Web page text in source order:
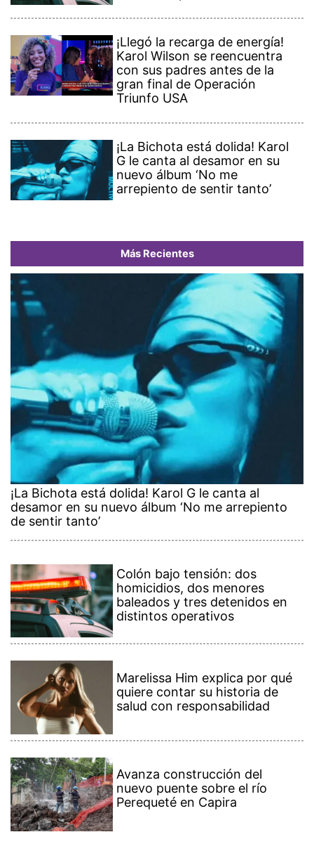
¡Llegó la recarga de energía!
Karol Wilson se reencuentra
con sus padres antes de la
gran final de Operación
Triunfo USA
¡La Bichota está dolida! Karol
G le canta al desamor en su
nuevo álbum ‘No me
arrepiento de sentir tanto’
Más Recientes
¡La Bichota está dolida! Karol G le canta al
desamor en su nuevo álbum ‘No me arrepiento
de sentir tanto’
Colón bajo tensión: dos
homicidios, dos menores
baleados y tres detenidos en
distintos operativos
Marelissa Him explica por qué
quiere contar su historia de
salud con responsabilidad
Avanza construcción del
nuevo puente sobre el río
Perequeté en Capira